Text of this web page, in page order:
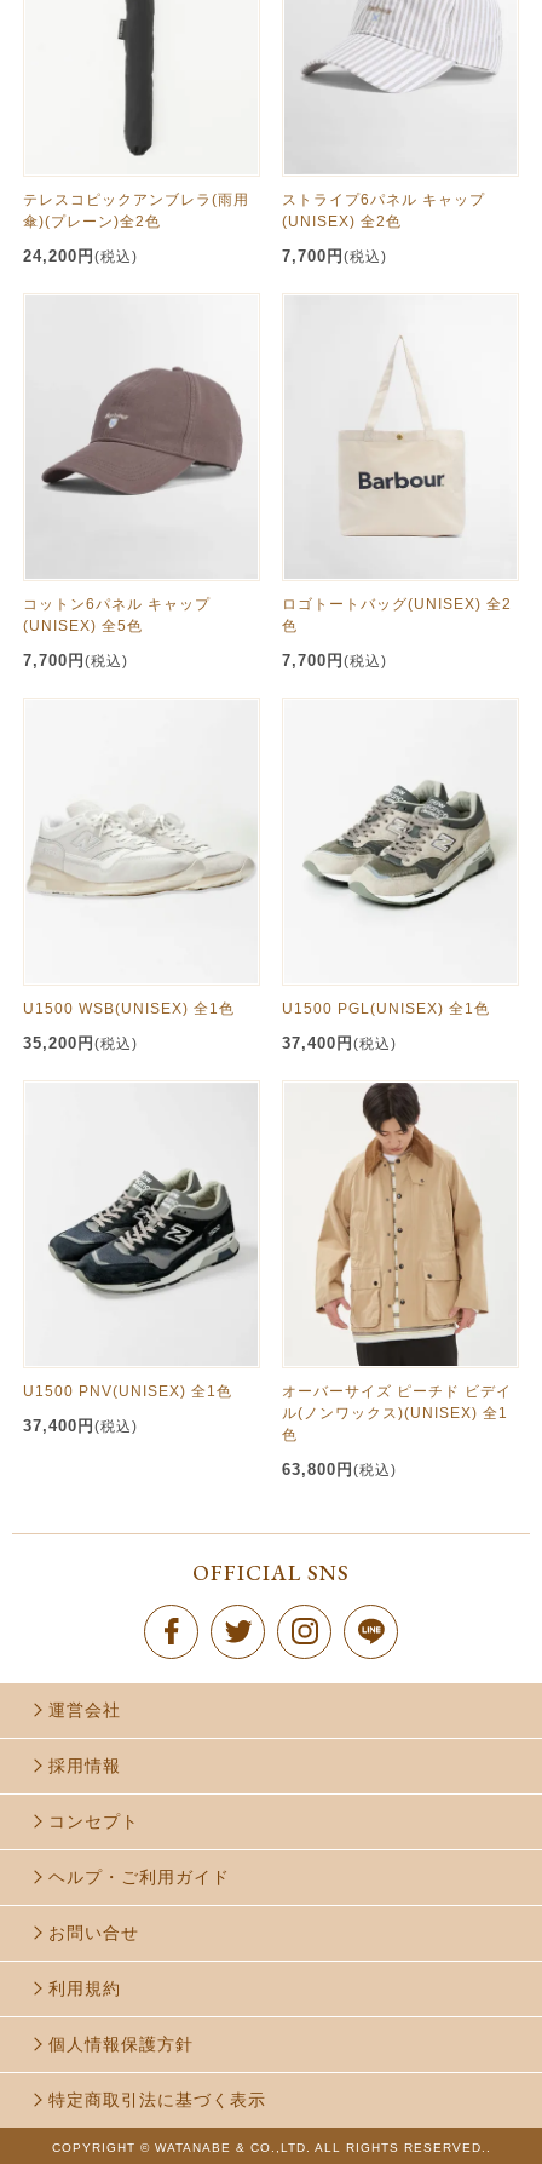
テレスコピックアンブレラ(雨用
傘)(プレーン)全2色
24,200円 (税込)
ストライプ6パネル キャップ
(UNISEX) 全2色
7,700円 (税込)
コットン6パネル キャップ
(UNISEX) 全5色
7,700円 (税込)
ロゴトートバッグ(UNISEX) 全2
色
7,700円 (税込)
U1500 WSB(UNISEX) 全1色
35,200円 (税込)
U1500 PGL(UNISEX) 全1色
37,400円 (税込)
U1500 PNV(UNISEX) 全1色
37,400円 (税込)
オーバーサイズ ピーチド ビデイ
ル(ノンワックス)(UNISEX) 全1
色
63,800円 (税込)
OFFICIAL SNS
運営会社
採用情報
コンセプト
ヘルプ・ご利用ガイド
お問い合せ
利用規約
個人情報保護方針
特定商取引法に基づく表示
COPYRIGHT © WATANABE & CO.,LTD. ALL RIGHTS RESERVED..